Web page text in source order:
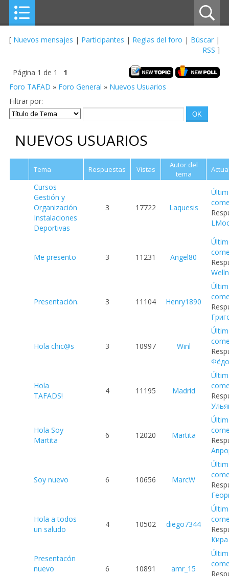
[ Nuevos mensajes | Participantes | Reglas del foro | Búscar |
RSS ]
Página 1 de 1
1
Foro TAFAD » Foro General » Nuevos Usuarios
Filtrar por:
NUEVOS USUARIOS
Tema Respuestas Vistas
Autor del
tema
Cursos
Gestión y
Organización
Instalaciones
Deportivas
3 17722 Laquesis
Me presento 3 11231 Angel80
Presentación. 3 11104 Henry1890
Hola chic@s 3 10997 Winl
Hola
TAFADS!
4 11195 Madrid
Hola Soy
Martita
6 12020 Martita
Soy nuevo 6 10656 MarcW
Hola a todos
un saludo
4 10502 diego7344
Кира
Presentacón
nuevo
6 10891 amr_15